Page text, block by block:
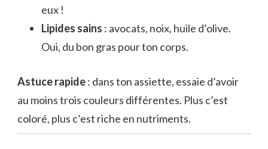
eux !
Lipides sains : avocats, noix, huile d’olive.
Oui, du bon gras pour ton corps.
Astuce rapide: dans ton assiette, essaie d’avoir
au moins trois couleurs différentes. Plus c’est
coloré, plus c’est riche en nutriments.